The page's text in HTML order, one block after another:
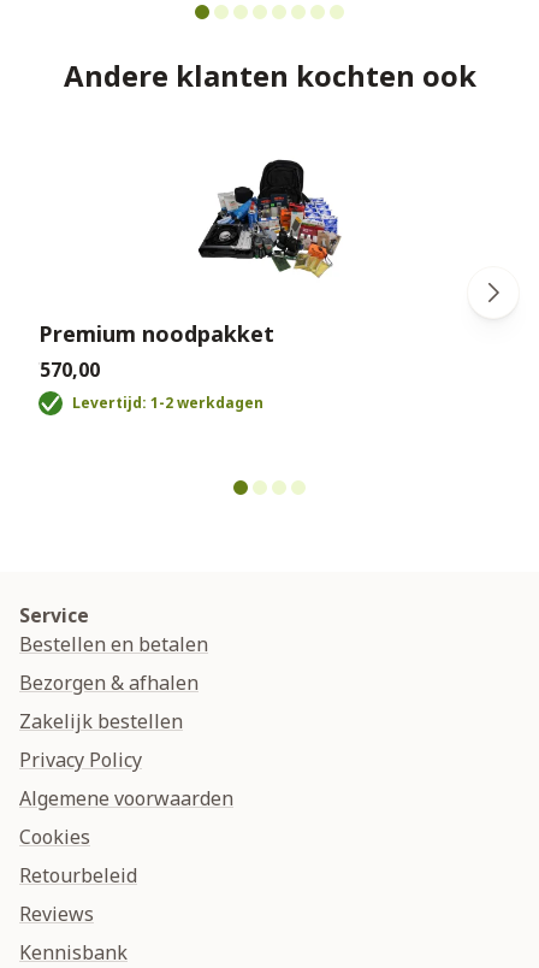
Andere klanten kochten ook
Premium noodpakket
€570,00
Levertijd: 1-2 werkdagen
Service
Bestellen en betalen
Bezorgen & afhalen
Zakelijk bestellen
Privacy Policy
Algemene voorwaarden
Cookies
Retourbeleid
Reviews
Kennisbank